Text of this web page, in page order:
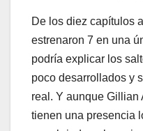
De los diez capítulos
estrenaron 7 en una
podría explicar los
poco desarrollados y
real. Y aunque Gillian
tienen una presencia